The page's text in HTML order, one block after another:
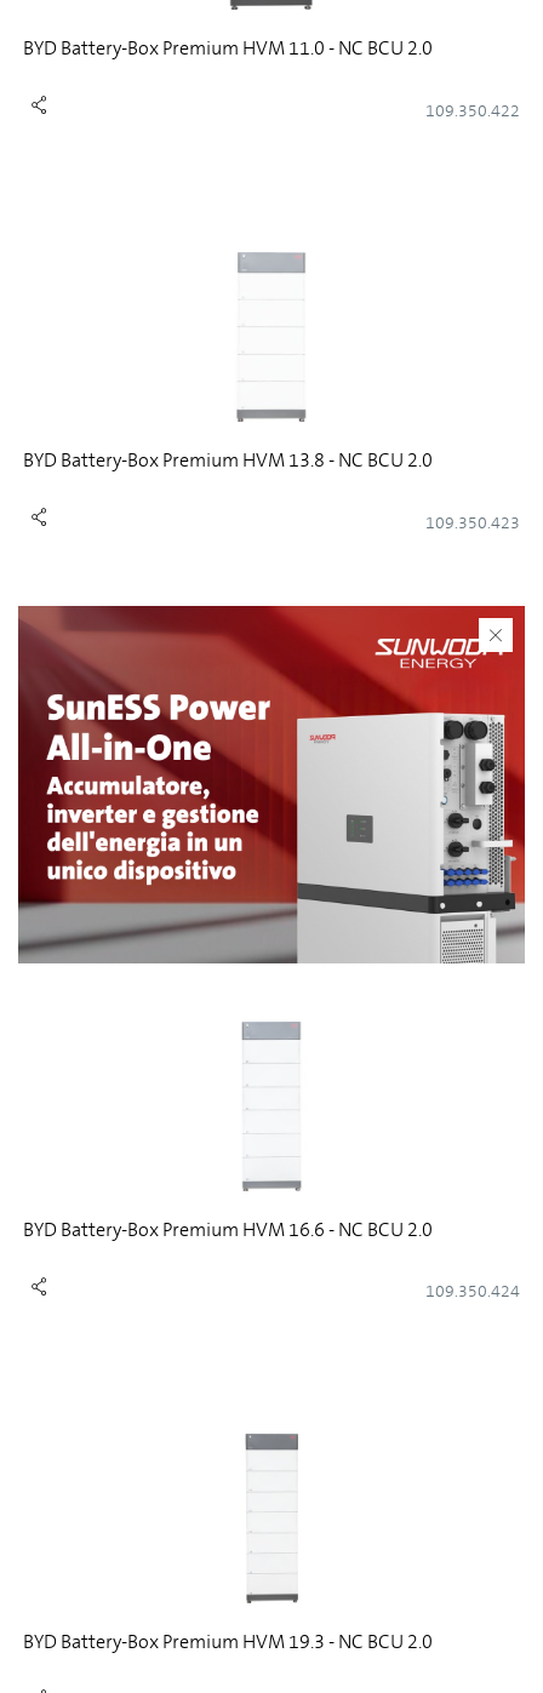
BYD Battery-Box Premium HVM 11.0 - NC BCU 2.0
109.350.422
BYD Battery-Box Premium HVM 13.8 - NC BCU 2.0
109.350.423
BYD Battery-Box Premium HVM 16.6 - NC BCU 2.0
109.350.424
BYD Battery-Box Premium HVM 19.3 - NC BCU 2.0